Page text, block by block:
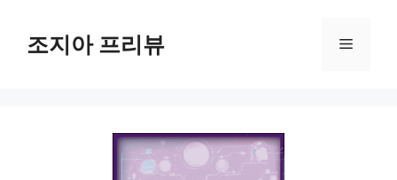
조지아 프리뷰 메